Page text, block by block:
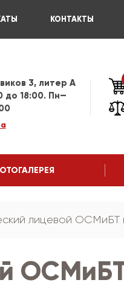
КОНТАКТЫ
3, литер А
до 18:00. Пн—
лицевой ОСМиБТ